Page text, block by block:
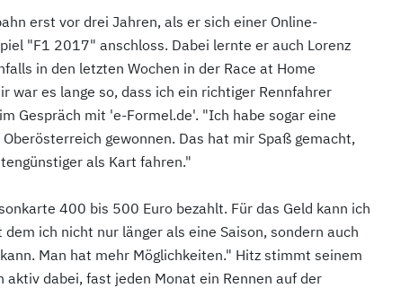
erst vor drei Jahren, als er sich einer Online-
"F1 2017" anschloss. Dabei lernte er auch Lorenz
in den letzten Wochen in der Race at Home
war es lange so, dass ich ein richtiger Rennfahrer
Gespräch mit 'e-Formel.de'. "Ich habe sogar eine
gewonnen. Das hat mir Spaß gemacht,
als Kart fahren."
400 bis 500 Euro bezahlt. Für das Geld kann ich
ich nicht nur länger als eine Saison, sondern auch
Man hat mehr Möglichkeiten." Hitz stimmt seinem
aktiv dabei, fast jeden Monat ein Rennen auf der